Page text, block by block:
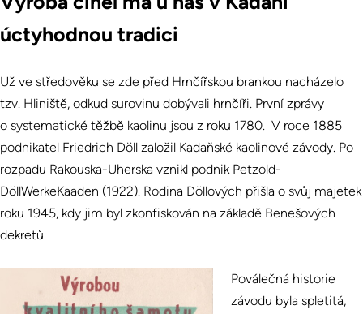
úctyhodnou tradici
Už ve středověku se zde před Hrnčířskou brankou nacházelo
tzv. Hliniště, odkud surovinu dobývali hrnčíři. První zprávy
o systematické těžbě kaolinu jsou z roku 1780. V roce 1885
podnikatel Friedrich Döll založil Kadaňské kaolinové závody. Po
rozpadu Rakouska-Uherska vznikl podnik Petzold-
DöllWerkeKaaden (1922). Rodina Döllových přišla o svůj majetek
roku 1945, kdy jim byl zkonfiskován na základě Benešových
dekretů.
Poválečná historie
závodu byla spletitá,